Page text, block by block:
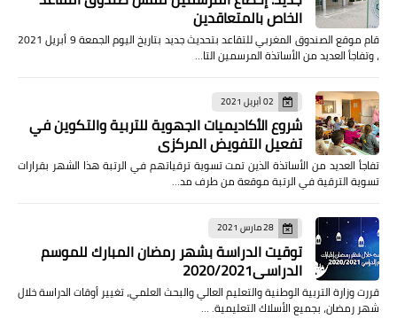
الخاص بالمتعاقدين
قام موقع الصندوق المغربي للتقاعد بتحديث جديد بتاريخ اليوم الجمعة 9 أبريل 2021
، وتفاجأ العديد من الأساتذة المرسمين التا…
02 أبريل 2021
شروع الأكاديميات الجهوية للتربية والتكوين في
تفعيل التفويض المركزي
تفاجأ العديد من الأساتذة الذين تمت تسوية ترقياتهم في الرتبة هذا الشهر بقرارات
تسوية الترقية في الرتبة موقعة من طرف مد…
28 مارس 2021
توقيت الدراسة بشهر رمضان المبارك للموسم
الدراسي2020/2021
قررت وزارة التربية الوطنية والتعليم العالي والبحث العلمي، تغيير أوقات الدراسة خلال
شهر رمضان، بجميع الأسلاك التعليمية. …